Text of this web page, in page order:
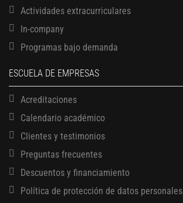
Actividades extracurriculares
In-company
Programas bajo demanda
ESCUELA DE EMPRESAS
Acreditaciones
Calendario académico
Clientes y testimonios
Preguntas frecuentes
Descuentos y financiamiento
Política de protección de datos personales